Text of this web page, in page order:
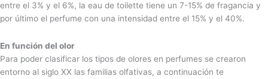
entre el 3% y el 6%, la eau de toilette tiene un 7-15% de fragancia y
por último el perfume con una intensidad entre el 15% y el 40%.
En función del olor
Para poder clasificar los tipos de olores en perfumes se crearon
entorno al siglo XX las familias olfativas, a continuación te